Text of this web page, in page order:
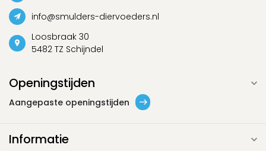
info@smulders-diervoeders.nl
Loosbraak 30
5482 TZ Schijndel
Openingstijden
Aangepaste openingstijden
Informatie